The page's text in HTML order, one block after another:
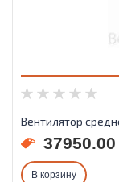
Вентилятор
37950.00
В корзину